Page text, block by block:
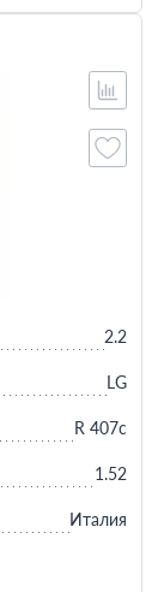
2.2
LG
R 407c
1.52
Италия